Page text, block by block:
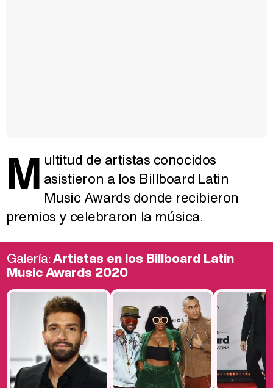
M ultitud de artistas conocidos
asistieron a los Billboard Latin
Music Awards donde recibieron
premios y celebraron la música.
Galería:Artistas en los Billboard Latin
Music Awards 2020